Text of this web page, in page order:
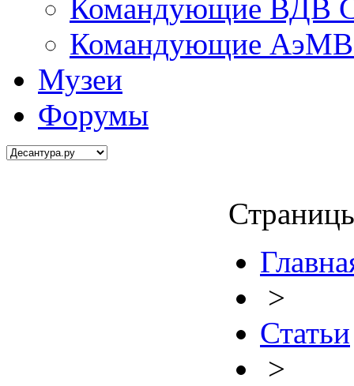
Командующие ВДВ
Командующие АэМВ
Музеи
Форумы
>
Статьи
>